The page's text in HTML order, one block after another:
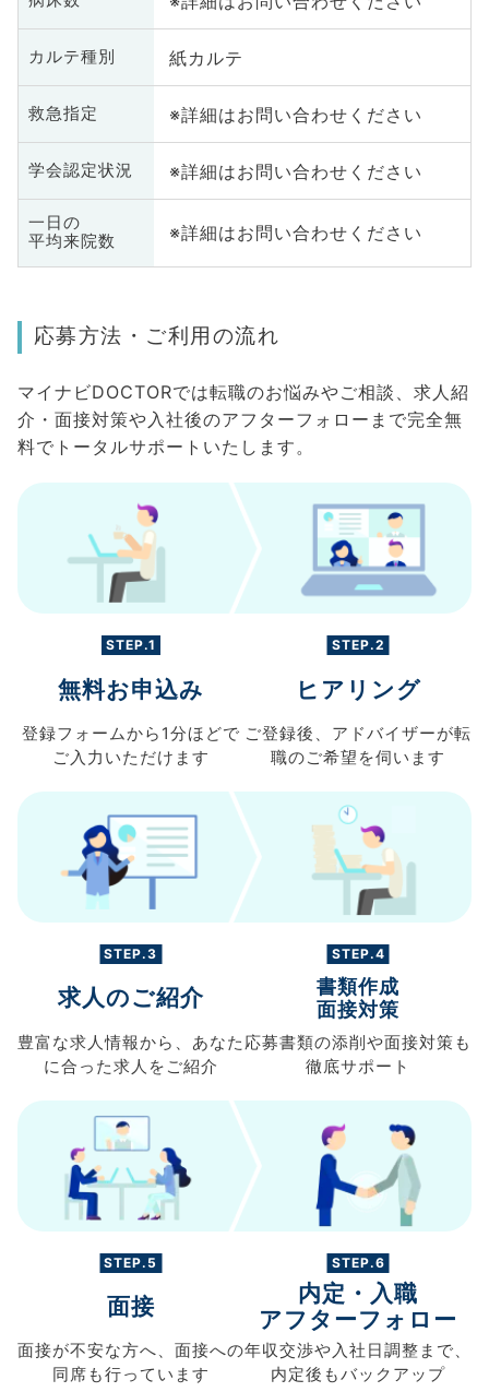
カルテ種別 紙カルテ
救急指定 ※詳細はお問い合わせください
学会認定状況 ※詳細はお問い合わせください
一日の
平均来院数
※詳細はお問い合わせください
応募方法・ご利用の流れ
マイナビDOCTORでは転職のお悩みやご相談、求人紹
介・面接対策や入社後のアフターフォローまで完全無
料でトータルサポートいたします。
STEP.1
無料お申込み
登録フォームから 1分ほどで
ご入力 いただけます
STEP.2
ヒアリング
ご登録後、 アドバイザーが転
職のご希望を伺います
STEP.3
求人のご紹介
豊富な求人情報から、 あなた
に合った求人を ご紹介
STEP.4
書類作成
面接対策
応募書類の添削や面接対策も
徹底サポート
STEP.5
面接
面接が不安な方へ、 面接への
同席も行っています
STEP.6
内定・入職
アフターフォロー
年収交渉や入社日調整まで、
内定後もバックアップ